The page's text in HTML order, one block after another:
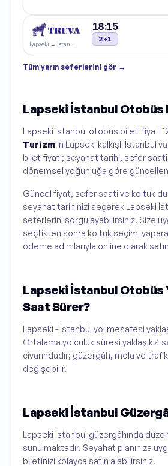
Lapseki → İstanbul
18:15
2+1
Tüm yarın seferlerini gör →
Lapseki İstanbul Otobüs
Lapseki İstanbul otobüs bileti fiyatı
Turizm'in Lapseki kalkışlı İstanbul
bilet fiyatı; seyahat tarihi, sefer
dönemsel yoğunluğa göre
Güncel fiyat, sefer saati ve koltuk
seyahat tarihinizi seçerek Lapseki
seferlerini sorgulayabilirsiniz. Size
seçtikten sonra koltuk seçimi
ödeme adımlarıyla online olarak
Lapseki İstanbul Otobüs
Saat Sürer?
Lapseki - İstanbul yol mesafesi
Ortalama yolculuk süresi yaklaşık 4
civarındadır; güzergâh, mola ve
değişebilir.
Lapseki İstanbul
Lapseki İstanbul güzergâhında
sunulmaktadır. Seyahat planınıza
biletinizi kolayca satın alabilirsiniz.